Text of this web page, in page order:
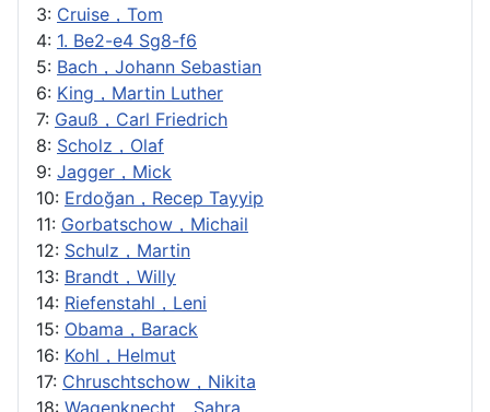
3: Cruise，Tom
4: 1. Be2-e4 Sg8-f6
5: Bach，Johann Sebastian
6: King，Martin Luther
7: Gauß，Carl Friedrich
8: Scholz，Olaf
9: Jagger，Mick
10: Erdoğan，Recep Tayyip
11: Gorbatschow，Michail
12: Schulz，Martin
13: Brandt，Willy
14: Riefenstahl，Leni
15: Obama，Barack
16: Kohl，Helmut
17: Chruschtschow，Nikita
18: Wagenknecht，Sahra